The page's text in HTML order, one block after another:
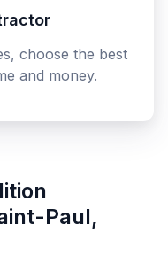
choose the best
and money.
Paul,